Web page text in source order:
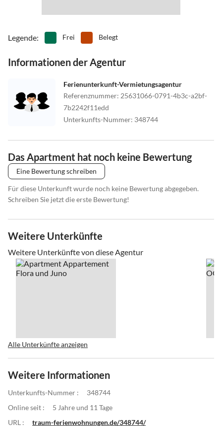
Legende: Frei Belegt
Informationen der Agentur
Ferienunterkunft-Vermietungsagentur
Referenznummer: 25631066-0791-4b3c-a2bf-
7b2242f11edd
Unterkunfts-Nummer: 348744
Das Apartment hat noch keine Bewertung
Eine Bewertung schreiben
Für diese Unterkunft wurde noch keine Bewertung abgegeben.
Schreiben Sie jetzt die erste Bewertung!
Weitere Unterkünfte
Weitere Unterkünfte von diese Agentur
Alle Unterkünfte anzeigen
Weitere Informationen
Unterkunfts-Nummer :
348744
Online seit :
5 Jahre und 11 Tage
URL :
traum-ferienwohnungen.de/348744/